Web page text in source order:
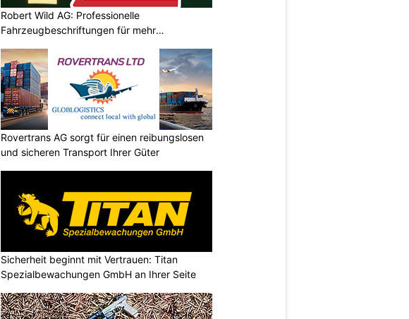
Robert Wild AG: Professionelle
Fahrzeugbeschriftungen für mehr
Rovertrans AG sorgt für einen reibungslosen
und sicheren Transport Ihrer Güter
Sicherheit beginnt mit Vertrauen: Titan
Spezialbewachungen GmbH an Ihrer Seite